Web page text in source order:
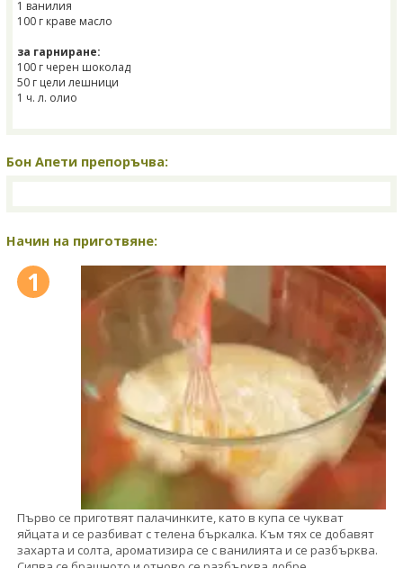
1 ванилия
100 г краве масло
за гарниране:
100 г черен шоколад
50 г цели лешници
1 ч. л. олио
Бон Апети препоръчва:
Начин на приготвяне:
1
Първо се приготвят палачинките, като в купа се чукват
яйцата и се разбиват с телена бъркалка. Към тях се добавят
захарта и солта, ароматизира се с ванилията и се разбърква.